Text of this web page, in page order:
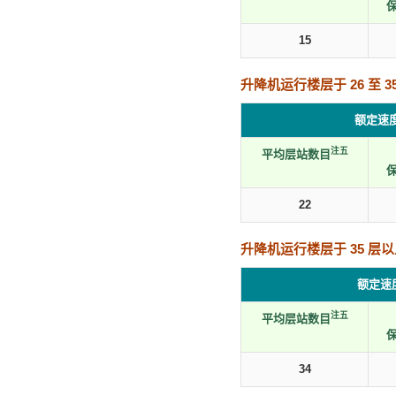
15
升降机运行楼层于 26 至
额定速
平均层站数目 注五
22
升降机运行楼层于 35 层
额定速
平均层站数目 注五
34